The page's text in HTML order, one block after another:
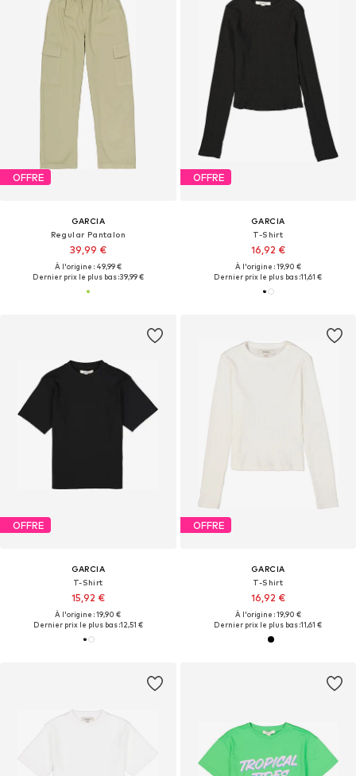
OFFRE
GARCIA
Regular Pantalon
39,99 €
À l'origine : 49,99 €
Dernier prix le plus bas :39,99 €
OFFRE
GARCIA
T-Shirt
16,92 €
À l'origine : 19,90 €
Dernier prix le plus bas :11,61 €
OFFRE
GARCIA
T-Shirt
15,92 €
À l'origine : 19,90 €
Dernier prix le plus bas :12,51 €
OFFRE
GARCIA
T-Shirt
16,92 €
À l'origine : 19,90 €
Dernier prix le plus bas :11,61 €